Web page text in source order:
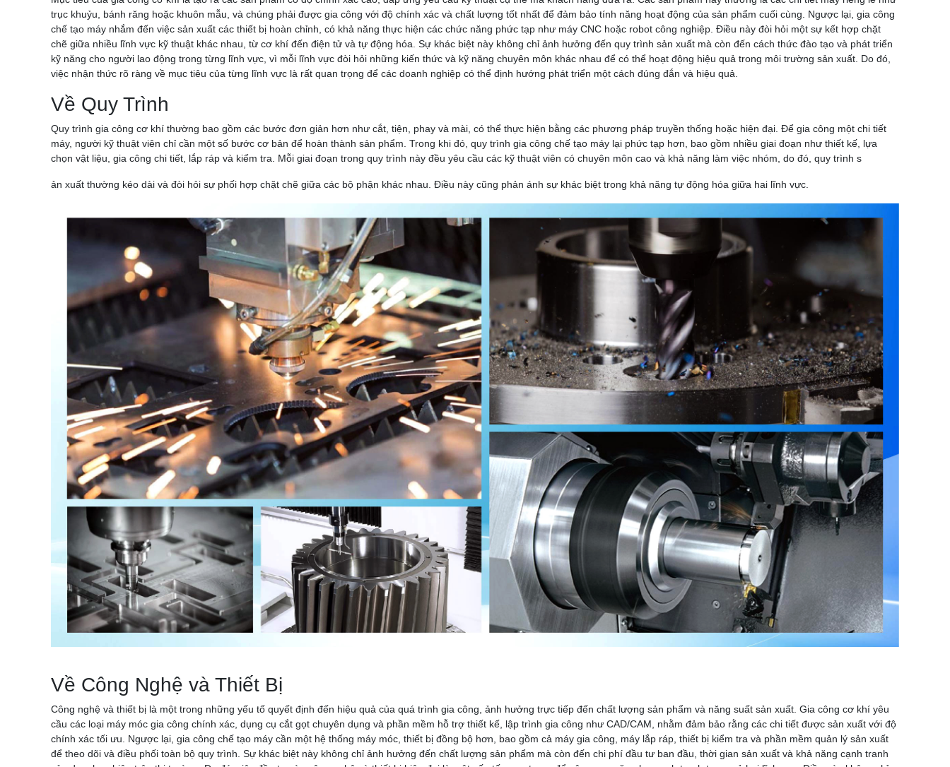
trục khuỷu, bánh răng hoặc khuôn mẫu, và chúng phải được gia công với độ chính xác và chất lượng tốt nhất để đảm bảo tính năng hoạt động của sản phẩm cuối cùng. Ngược lại, gia công
chế tạo máy nhắm đến việc sản xuất các thiết bị hoàn chỉnh, có khả năng thực hiện các chức năng phức tạp như máy CNC hoặc robot công nghiệp. Điều này đòi hỏi một sự kết hợp chặt
chẽ giữa nhiều lĩnh vực kỹ thuật khác nhau, từ cơ khí đến điện tử và tự động hóa. Sự khác biệt này không chỉ ảnh hưởng đến quy trình sản xuất mà còn đến cách thức đào tạo và phát triển
kỹ năng cho người lao động trong từng lĩnh vực, vì mỗi lĩnh vực đòi hỏi những kiến thức và kỹ năng chuyên môn khác nhau để có thể hoạt động hiệu quả trong môi trường sản xuất. Do đó,
việc nhận thức rõ ràng về mục tiêu của từng lĩnh vực là rất quan trọng để các doanh nghiệp có thể định hướng phát triển một cách đúng đắn và hiệu quả.
Về Quy Trình
Quy trình gia công cơ khí thường bao gồm các bước đơn giản hơn như cắt, tiện, phay và mài, có thể thực hiện bằng các phương pháp truyền thống hoặc hiện đại. Để gia công một chi tiết
máy, người kỹ thuật viên chỉ cần một số bước cơ bản để hoàn thành sản phẩm. Trong khi đó, quy trình gia công chế tạo máy lại phức tạp hơn, bao gồm nhiều giai đoạn như thiết kế, lựa
chọn vật liệu, gia công chi tiết, lắp ráp và kiểm tra. Mỗi giai đoạn trong quy trình này đều yêu cầu các kỹ thuật viên có chuyên môn cao và khả năng làm việc nhóm, do đó, quy trình s
ản xuất thường kéo dài và đòi hỏi sự phối hợp chặt chẽ giữa các bộ phận khác nhau. Điều này cũng phản ánh sự khác biệt trong khả năng tự động hóa giữa hai lĩnh vực.
Về Công Nghệ và Thiết Bị
Công nghệ và thiết bị là một trong những yếu tố quyết định đến hiệu quả của quá trình gia công, ảnh hưởng trực tiếp đến chất lượng sản phẩm và năng suất sản xuất. Gia công cơ khí yêu
cầu các loại máy móc gia công chính xác, dụng cụ cắt gọt chuyên dụng và phần mềm hỗ trợ thiết kế, lập trình gia công như CAD/CAM, nhằm đảm bảo rằng các chi tiết được sản xuất với độ
chính xác tối ưu. Ngược lại, gia công chế tạo máy cần một hệ thống máy móc, thiết bị đồng bộ hơn, bao gồm cả máy gia công, máy lắp ráp, thiết bị kiểm tra và phần mềm quản lý sản xuất
để theo dõi và điều phối toàn bộ quy trình. Sự khác biệt này không chỉ ảnh hưởng đến chất lượng sản phẩm mà còn đến chi phí đầu tư ban đầu, thời gian sản xuất và khả năng cạnh tranh